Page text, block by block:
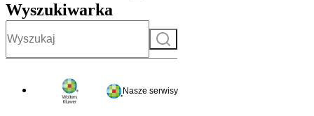
Wyszukiwarka
Szukaj
Nasze serwisy